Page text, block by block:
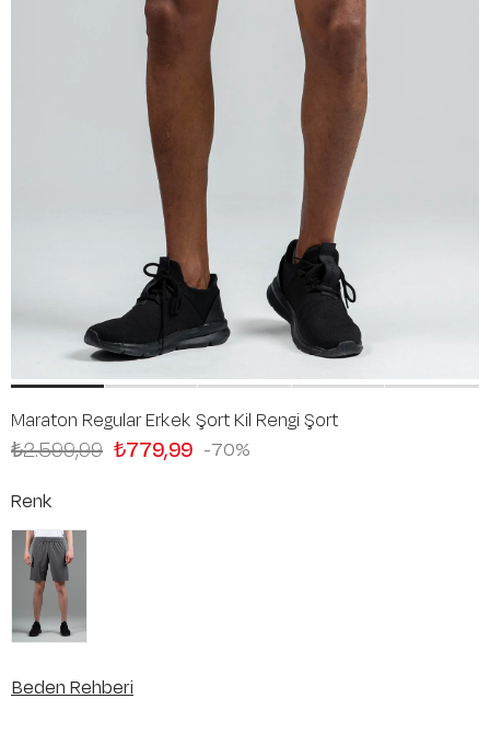
Maraton Regular Erkek Şort Kil Rengi Şort
70
₺2.599,99 ₺779,99
Renk
Beden Rehberi